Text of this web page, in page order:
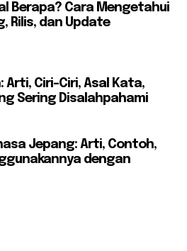
Berapa? Cara Mengetahui
Rilis, dan Update
Arti, Ciri-Ciri, Asal Kata,
Sering Disalahpahami
Jepang: Arti, Contoh,
dengan